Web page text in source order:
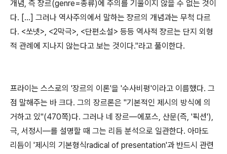
개념, 즉 쟝르(genre=종류)에 주의를 기울이지 않을 수 없는 것이
다. […] 그러나 역사주의에서 말하는 쟝르의 개념과는 무척 다르
다. <쏘넷>, <2막극>, <단편소설> 등등 역사적 쟝르는 단지 외형
적 관례에 지나지 않는다고 보는 것이다."라고 풀이한다.
프라이는 스스로의 '장르의 이론'을 '수사비평'이라고 이름했다. 그
점 말해주는 바 크다. 그의 장르론은 "기본적인 제시의 방식에 의
거하고 있"(470쪽)다. 그러나 네 장르―에포스, 산문(즉, '픽션'),
극, 서정시―를 설명할 때 그는 리듬 분석으로 일관한다. 아마도
리듬이 '제시의 기본형식radical of presentation'과 반드시 관련